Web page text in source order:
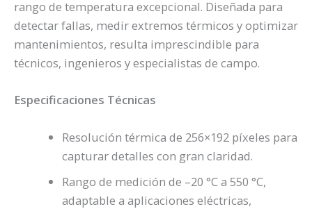
rango de temperatura excepcional. Diseñada para
detectar fallas, medir extremos térmicos y optimizar
mantenimientos, resulta imprescindible para
técnicos, ingenieros y especialistas de campo.
Especificaciones Técnicas
Resolución térmica de 256×192 píxeles para
capturar detalles con gran claridad.
Rango de medición de –20 °C a 550 °C,
adaptable a aplicaciones eléctricas,